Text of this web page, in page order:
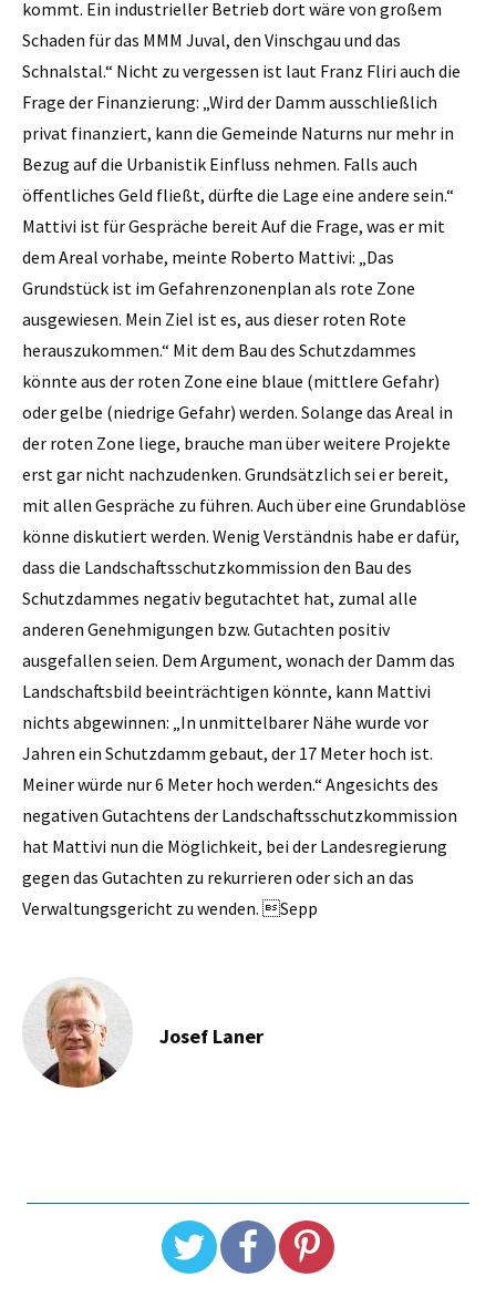
kommt. Ein industrieller Betrieb dort wäre von großem
Schaden für das MMM Juval, den Vinschgau und das
Schnalstal.“ Nicht zu vergessen ist laut Franz Fliri auch die
Frage der Finanzierung: „Wird der Damm ausschließlich
privat finanziert, kann die Gemeinde Naturns nur mehr in
Bezug auf die Urbanistik Einfluss nehmen. Falls auch
öffentliches Geld fließt, dürfte die Lage eine andere sein.“
Mattivi ist für Gespräche bereit Auf die Frage, was er mit
dem Areal vorhabe, meinte Roberto Mattivi: „Das
Grundstück ist im Gefahrenzonenplan als rote Zone
ausgewiesen. Mein Ziel ist es, aus dieser roten Rote
herauszukommen.“ Mit dem Bau des Schutzdammes
könnte aus der roten Zone eine blaue (mittlere Gefahr)
oder gelbe (niedrige Gefahr) werden. Solange das Areal in
der roten Zone liege, brauche man über weitere Projekte
erst gar nicht nachzudenken. Grundsätzlich sei er bereit,
mit allen Gespräche zu führen. Auch über eine Grundablöse
könne diskutiert werden. Wenig Verständnis habe er dafür,
dass die Landschaftsschutzkommission den Bau des
Schutzdammes negativ begutachtet hat, zumal alle
anderen Genehmigungen bzw. Gutachten positiv
ausgefallen seien. Dem Argument, wonach der Damm das
Landschaftsbild beeinträchtigen könnte, kann Mattivi
nichts abgewinnen: „In unmittelbarer Nähe wurde vor
Jahren ein Schutzdamm gebaut, der 17 Meter hoch ist.
Meiner würde nur 6 Meter hoch werden.“ Angesichts des
negativen Gutachtens der Landschaftsschutzkommission
hat Mattivi nun die Möglichkeit, bei der Landesregierung
gegen das ­Gutachten zu rekurrieren oder sich an das
Verwaltungsgericht zu wenden. Sepp
Josef Laner